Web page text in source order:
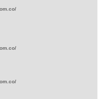
wp-
wp-
wp-